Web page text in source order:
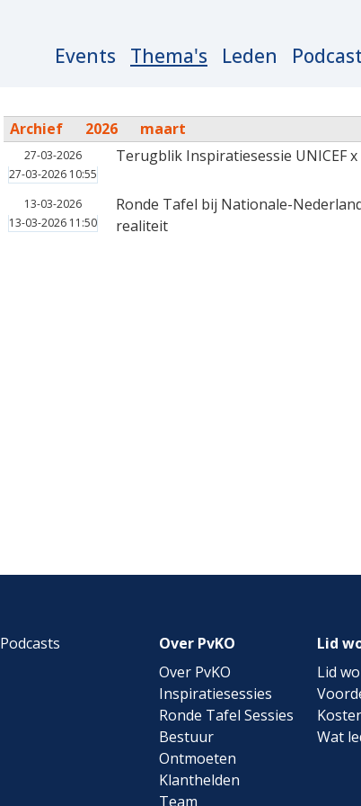
navigation
Events Thema's Leden
Archief 2026 maart
27-03-2026
27-03-2026 10:55
Terugblik Inspiratiesessie UNICEF x
13-03-2026
13-03-2026 11:50
Ronde Tafel bij Nationale-
realiteit
Podcasts
Over PvKO
Over PvKO
Inspiratiesessies
Ronde Tafel Sessies
Bestuur
Ontmoeten
Klanthelden
Team
Lid
Lid
Wat